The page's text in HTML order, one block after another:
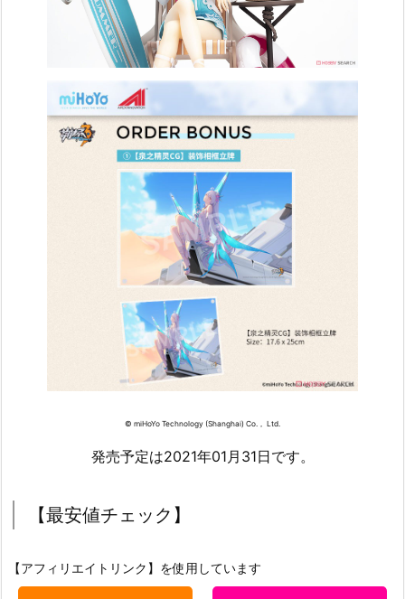
© miHoYo Technology (Shanghai) Co.， Ltd.
発売予定は2021年01月31日です。
【最安値チェック】
【アフィリエイトリンク】を使用しています